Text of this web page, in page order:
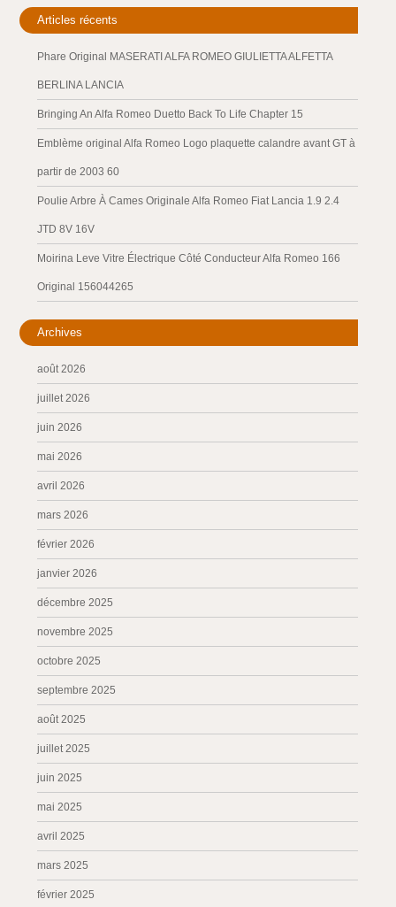
Articles récents
Phare Original MASERATI ALFA ROMEO GIULIETTA ALFETTA
BERLINA LANCIA
Bringing An Alfa Romeo Duetto Back To Life Chapter 15
Emblème original Alfa Romeo Logo plaquette calandre avant GT à
partir de 2003 60
Poulie Arbre À Cames Originale Alfa Romeo Fiat Lancia 1.9 2.4
JTD 8V 16V
Moirina Leve Vitre Électrique Côté Conducteur Alfa Romeo 166
Original 156044265
Archives
août 2026
juillet 2026
juin 2026
mai 2026
avril 2026
mars 2026
février 2026
janvier 2026
décembre 2025
novembre 2025
octobre 2025
septembre 2025
août 2025
juillet 2025
juin 2025
mai 2025
avril 2025
mars 2025
février 2025